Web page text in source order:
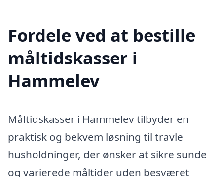
Fordele ved at bestille
måltidskasser i
Hammelev
Måltidskasser i Hammelev tilbyder en
praktisk og bekvem løsning til travle
husholdninger, der ønsker at sikre sunde
og varierede måltider uden besværet